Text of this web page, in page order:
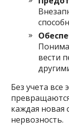
вести
Без учета
каждая новая
нервозность.